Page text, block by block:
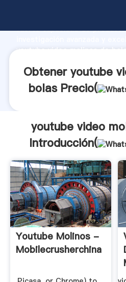
fuerte capacidad de
youtube video molinos de
Obtener youtube
bolas Precio(
youtube video
Introducción(
Youtube Molinos -
Mobilecrusherchina